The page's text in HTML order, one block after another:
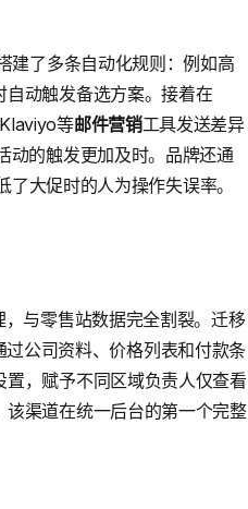
建了多条自动化规则：例如高
动触发备选方案。接着在
等邮件营销工具发送差异
动的触发更加及时。品牌还通
大促时的人为操作失误率。
与零售站数据完全割裂。迁移
公司资料、价格列表和付款条
，赋予不同区域负责人仅查看
该渠道在统一后台的第一个完整